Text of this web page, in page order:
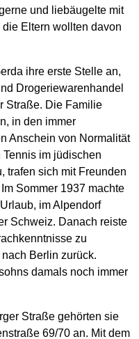
und liebäugelte mit
Eltern wollten davon
ihre erste Stelle an,
Drogeriewarenhandel
Straße. Die Familie
in den immer
Anschein von Normalität
im jüdischen
trafen sich mit Freunden
Sommer 1937 machte
im Alpendorf
Schweiz. Danach reiste
zu
Berlin zurück.
damals noch immer
Straße gehörten sie
69/70 an. Mit dem